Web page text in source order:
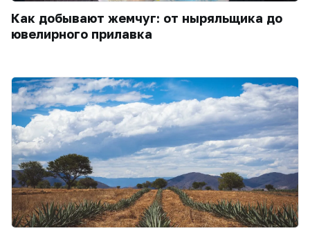
Как добывают жемчуг: от ныряльщика до
ювелирного прилавка